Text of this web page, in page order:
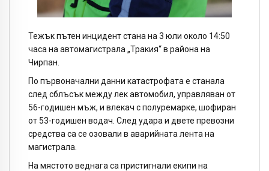
Тежък пътен инцидент стана на 3 юли около 14:50
часа на автомагистрала „Тракия“ в района на
Чирпан.
По първоначални данни катастрофата е станала
след сблъсък между лек автомобил, управляван от
56-годишен мъж, и влекач с полуремарке, шофиран
от 53-годишен водач. След удара и двете превозни
средства са се озовали в аварийната лента на
магистрала.
На мястото веднага са пристигнали екипи на